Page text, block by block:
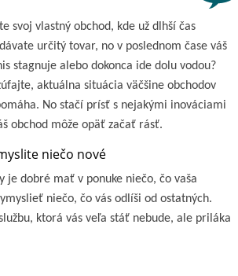
svoj vlastný obchod, kde už dlhší čas
určitý tovar, no v poslednom čase váš
stagnuje alebo dokonca ide dolu vodou?
aktuálna situácia väčšine obchodov
No stačí prísť s nejakými inováciami
obchod môže opäť začať rásť.
niečo nové
je dobré mať v ponuke niečo, čo vaša
niečo, čo vás odlíši od ostatných.
ktorá vás veľa stáť nebude, ale priláka